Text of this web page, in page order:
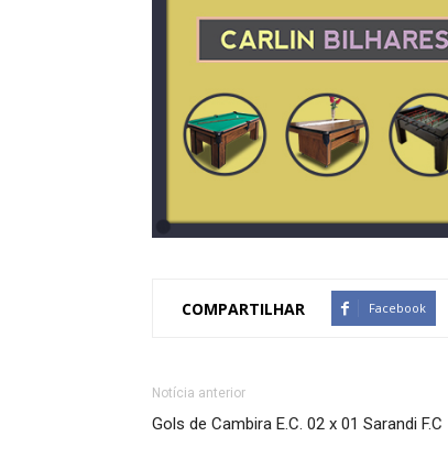
COMPARTILHAR Facebook
Notícia anterior
Gols de Cambira E.C. 02 x 01 Sarandi F.C